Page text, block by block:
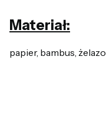
Materiał:
papier, bambus, żelazo